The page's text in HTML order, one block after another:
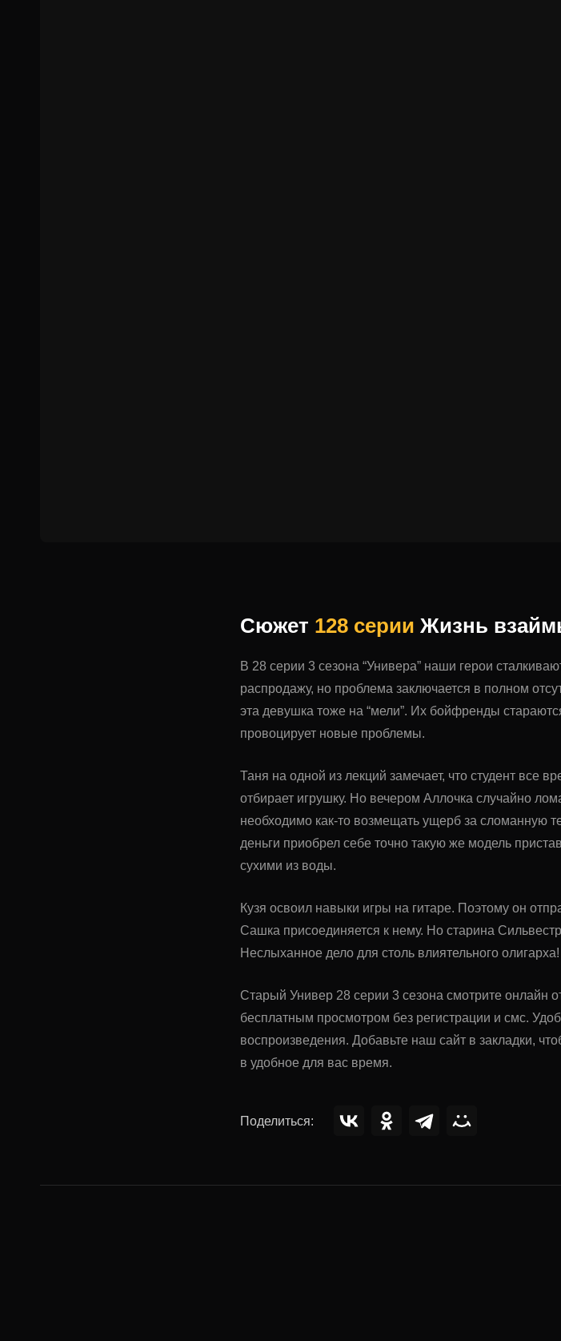
Сюжет 128 серии Жизнь
В 28 серии 3 сезона “Универа” наши герои
распродажу, но проблема заключается в полном
эта девушка тоже на “мели”. Их бойфренды
провоцирует новые проблемы.
Таня на одной из лекций замечает, что студент все
отбирает игрушку. Но вечером Аллочка случайно
необходимо как-то возмещать ущерб за сломанную
деньги приобрел себе точно такую же модель
сухими из воды.
Кузя освоил навыки игры на гитаре. Поэтому он
Сашка присоединяется к нему. Но старина
Неслыханное дело для столь влиятельного олигарха!
Старый Универ 28 серии 3 сезона смотрите онлайн
бесплатным просмотром без регистрации и смс.
воспроизведения. Добавьте наш сайт в закладки,
в удобное для вас время.
Поделиться: